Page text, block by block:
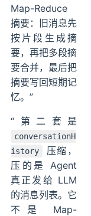
Map-Reduce
摘要：旧消息先
按片段生成摘
要，再把多段摘
要合并，最后把
摘要写回短期记
忆。”
“第二套是
conversationH
istory
压缩，
压的是 Agent
真正发给 LLM
的消息列表。它
不是 Map-